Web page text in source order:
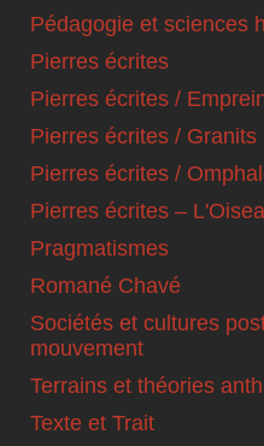
Pédagogie et sciences
Pierres écrites
Pierres écrites /
Pierres écrites / Granits
Pierres écrites /
Pierres écrites –
Pragmatismes
Romané Chavé
Sociétés et cultures
mouvement
Terrains et théories
Texte et Trait